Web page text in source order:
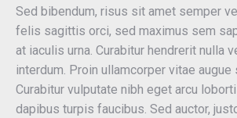
Sed bibendum, risus sit amet semper
felis sagittis orci, sed maximus sem
at iaculis urna. Curabitur hendrerit nulla
interdum. Proin ullamcorper vitae
Curabitur vulputate nibh eget arcu
dapibus turpis faucibus. Sed auctor,